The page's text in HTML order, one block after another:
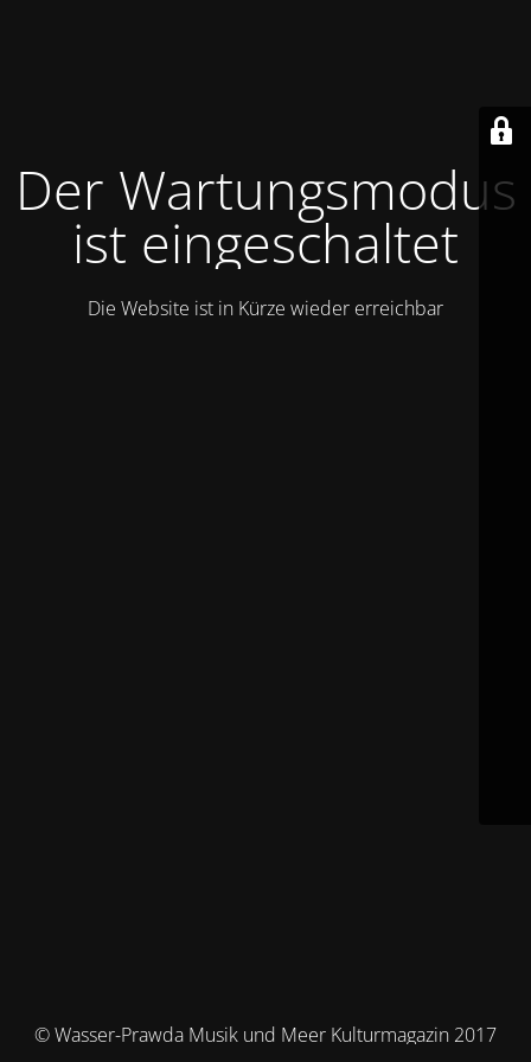
Der Wartungsmodus
ist eingeschaltet
Die Website ist in Kürze wieder erreichbar
© Wasser-Prawda Musik und Meer Kulturmagazin 2017